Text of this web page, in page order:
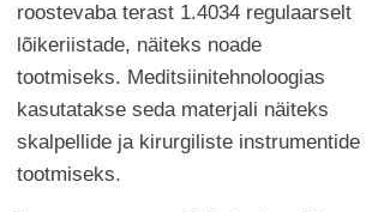
roostevaba terast 1.4034 regulaarselt
lõikeriistade, näiteks noade
tootmiseks. Meditsiinitehnoloogias
kasutatakse seda materjali näiteks
skalpellide ja kirurgiliste instrumentide
tootmiseks.